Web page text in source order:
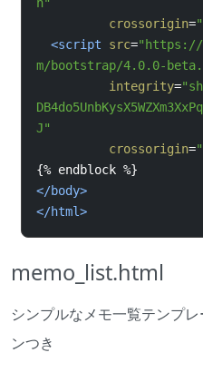
crossorigin=
<script src="https://
m/bootstrap/4.0.0-
integrity=
J"
crossorigin=
{% endblock %}
</body>
</html>
memo_list.html
シンプルなメモ一覧テンプ
ンつき